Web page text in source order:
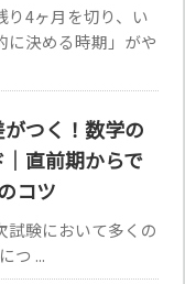
り4ヶ月を切り、い
に決める時期」がや
つく！数学の
直前期からで
コツ
試験において多くの
つ ...